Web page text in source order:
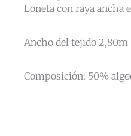
Loneta con raya ancha
Ancho del tejido 2,80m
Composición: 50%